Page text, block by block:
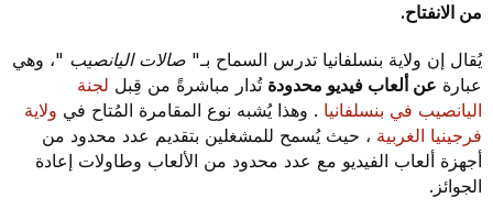
من الانفتاح.
يُقال إن ولاية بنسلفانيا تدرس السماح بـ"صالات اليانصيب"، وهي
عبارةعن ألعاب فيديو محدودةتُدار مباشرةً من قِبل لجنة
اليانصيب في بنسلفانيا. وهذا يُشبه نوع المقامرة المُتاح في ولاية
فرجينيا الغربية، حيث يُسمح للمشغلين بتقديم عدد محدود من
أجهزة ألعاب الفيديو مع عدد محدود من الألعاب وطاولات إعادة
الجوائز.